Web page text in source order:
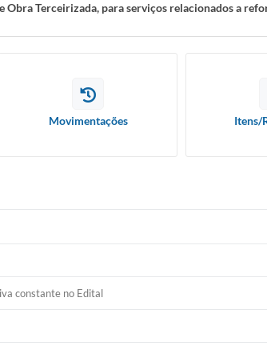
Terceirizada, para serviços relacionados a
Movimentações Itens/
constante no Edital